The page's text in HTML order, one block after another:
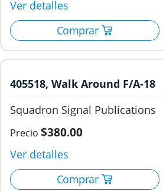
405518, Walk Around F/A-18
Hornet #18, Squadron Signal
Publications.
Squadron Signal Publications
$380.00